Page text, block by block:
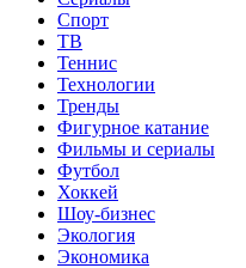
Спорт
ТВ
Теннис
Технологии
Тренды
Фигурное катание
Фильмы и сериалы
Футбол
Хоккей
Шоу-бизнес
Экология
Экономика